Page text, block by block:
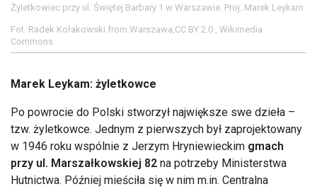
Żyletkowiec przy ul. Świętej Barbary 1 w Warszawie. Proj. Marek Leykam
Fot. Radek Kołakowski from Warszawa,CC BY 2.0 , Wikimedia
Commons
Marek Leykam: żyletkowce
Po powrocie do Polski stworzył największe swe dzieła –
tzw. żyletkowce. Jednym z pierwszych był zaprojektowany
w 1946 roku wspólnie z Jerzym Hryniewieckim gmach
przy ul. Marszałkowskiej 82 na potrzeby Ministerstwa
Hutnictwa. Później mieściła się w nim m.in. Centralna